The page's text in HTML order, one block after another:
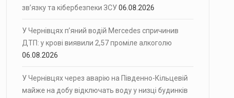
зв’язку та кібербезпеки ЗСУ06.08.2026
У Чернівцях п’яний водій Mercedes спричинив
ДТП: у крові виявили 2,57 проміле алкоголю
06.08.2026
У Чернівцях через аварію на Південно-Кільцевій
майже на добу відключать воду у низці будинків